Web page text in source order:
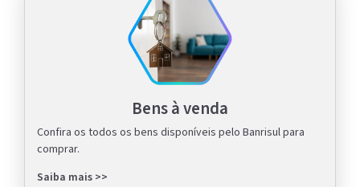
Bens à venda
Confira os todos os bens disponíveis pelo Banrisul para
comprar.
Saiba mais >>